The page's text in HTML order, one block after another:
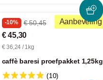
Aanbeveling
-10% € 50,45
€ 45,30
€ 36,24 / 1kg
caffè baresi proefpakket 1,25kg
(10)